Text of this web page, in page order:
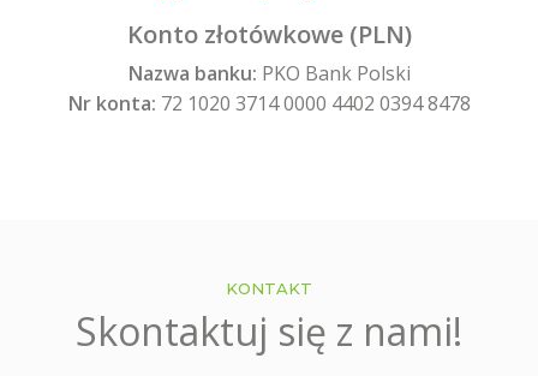
Konto złotówkowe (PLN)
Nazwa banku: PKO Bank Polski
Nr konta: 72 1020 3714 0000 4402 0394 8478
KONTAKT
Skontaktuj się z nami!